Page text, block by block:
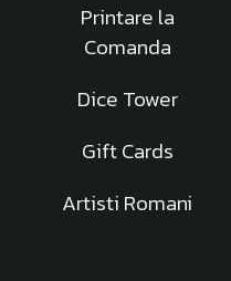
Printare la
Comanda
Dice Tower
Gift Cards
Artisti Romani